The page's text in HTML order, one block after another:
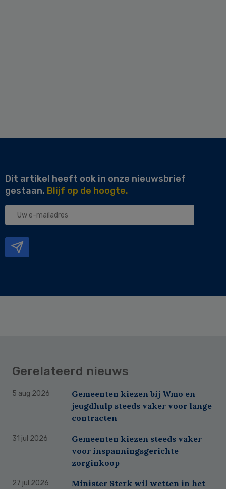
Dit artikel heeft ook in onze nieuwsbrief
gestaan. Blijf op de hoogte.
Uw
Gerelateerd nieuws
5 aug 2026
Gemeenten kiezen bij Wmo en
jeugdhulp steeds vaker voor lange
contracten
31 jul 2026
Gemeenten kiezen steeds vaker
voor inspanningsgerichte
zorginkoop
27 jul 2026
Minister Sterk wil wetten in het